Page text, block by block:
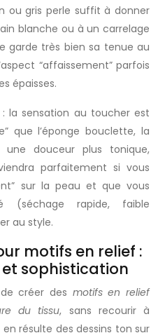
ou gris perle suffit à donner
blanche ou à un carrelage
garde très bien sa tenue au
“affaissement” parfois
épaisses.
la sensation au toucher est
que l’éponge bouclette, la
une douceur plus tonique,
parfaitement si vous
sur la peau et que vous
(séchage rapide, faible
au style.
motifs en relief :
sophistication
créer des motifs en relief
du tissu, sans recourir à
en résulte des dessins ton sur